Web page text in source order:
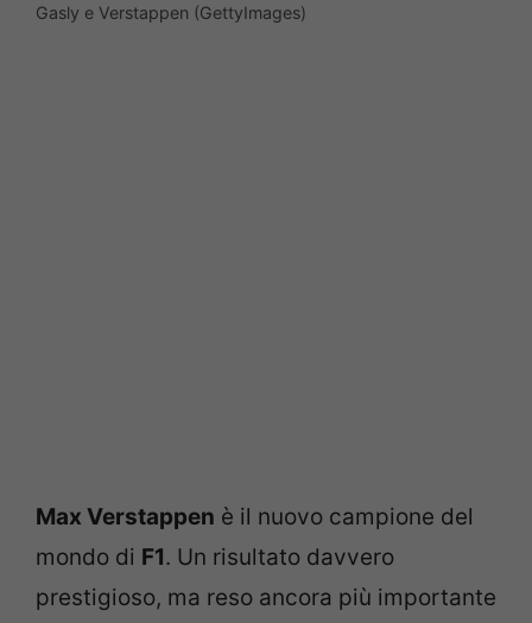
Gasly e Verstappen (GettyImages)
Max Verstappen è il nuovo campione del
mondo di F1. Un risultato davvero
prestigioso, ma reso ancora più importante